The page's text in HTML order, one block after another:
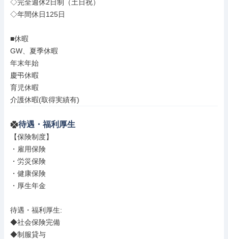
◇完全週休2日制（土日祝）
◇年間休日125日
■休暇
GW、夏季休暇
年末年始
慶弔休暇
育児休暇
介護休暇(取得実績有)
待遇・福利厚生
【保険制度】
・雇用保険
・労災保険
・健康保険
・厚生年金
待遇・福利厚生:
◆社会保険完備
◆制服貸与